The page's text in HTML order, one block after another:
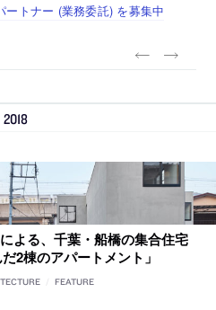
株式会社」が、設計スタ
新卒）を募集中
の仕組み”を作り、リモートワ
株式会社つぎと」が、設計ス
ートナー (業務委託) を募集中
掛け、スタッフ同士で助け合
」が、設計スタッフ
竜也 / ALA INC.」が、設計ス
募集中
2018
よる、千葉・船橋の集合住宅
2棟のアパートメント」
FEATURE